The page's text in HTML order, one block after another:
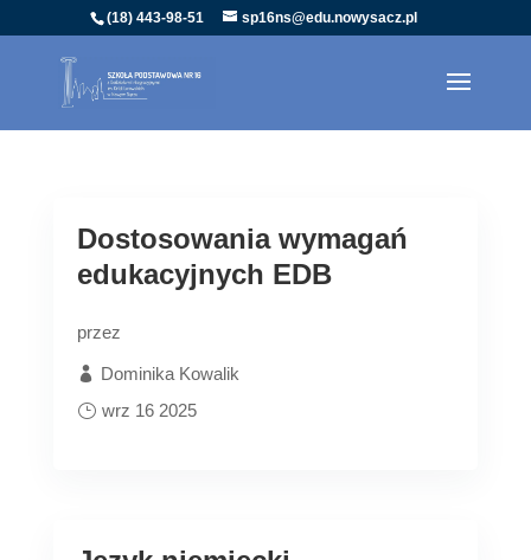
(18) 443-98-51 sp16ns@edu.nowysacz.pl
Dostosowania wymagań
edukacyjnych EDB
przez
Dominika Kowalik
wrz 16 2025